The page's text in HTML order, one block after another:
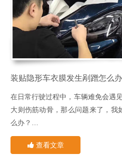
值得注意的是，保险公司普遍只认
一般会让车主提供贴膜收据、专车
贴隐形车衣的售后，讲明缘由，获
位车膜报价。但前提是车主购买的
品，目前车膜行业相对鱼龙混杂的
统，出具的报价单也更有可信度，
可。前提也要是官方渠道购买的正
那么如何选择好的品牌和拥有授权
障自身利益的重要环节！
上面的品牌分别是龙膜、罗利普
，是目前市面上比较主流的车衣
有装贴需求的车主朋友可以详情质
成都XPEL中国1号直营店
四川隐形车衣就选XPEL中国1号直
核心专业技师：XPEL中国1号直营
行业内的汽车贴膜专家，他们都是
员。三分膜七分贴，技术人员的操
装贴隐形车衣膜发生剐蹭怎么
在日常行驶过程中，车辆难免会遇
大则伤筋动骨，那么问题来了，我
么办？
车辆在装贴完后隐形车衣，多多少
题。膜损坏了怎么办？可以走保险
一、发生交通事故：
1、对方全责查看文章